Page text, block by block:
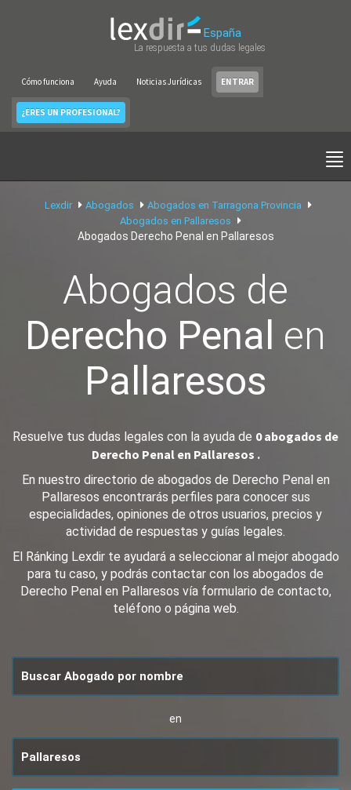
España
La respuesta a tus dudas legales
Cómo funciona Ayuda Noticias Jurídicas ENTRAR
¿ERES UN PROFESIONAL?
Lexdir Abogados
Abogados en Tarragona Provincia
Abogados en Pallaresos
Abogados Derecho Penal en Pallaresos
Abogados de
Derecho Penal en
Pallaresos
Resuelve tus dudas legales con la ayuda de 0 abogados de
Derecho Penal en Pallaresos .
En nuestro directorio de abogados de Derecho Penal en
Pallaresos encontrarás perfiles para conocer sus
especialidades, opiniones de otros usuarios, precios y
actividad de respuestas y guías legales.
El Ránking Lexdir te ayudará a seleccionar al mejor abogado
para tu caso, y podrás contactar con los abogados de
Derecho Penal en Pallaresos vía formulario de contacto,
teléfono o página web.
en